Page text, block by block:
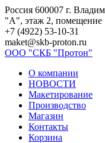
Skip
to
content
Россия 600007 г.
"А", этаж 2, помещение
+7 (4922) 53-10-31
maket@skb-proton.ru
ООО "СКБ "Протон"
О компании
НОВОСТИ
Макетирование
Производство
Магазин
Контакты
Корзина